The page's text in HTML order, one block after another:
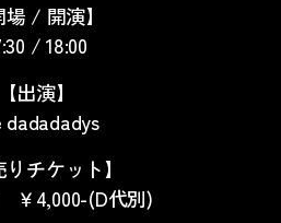
場 / 開演】
/ 18:00
【出演】
dadadadys
りチケット】
4,000-(D代別)